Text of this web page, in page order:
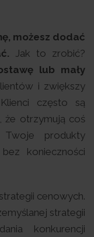
możesz dodać
Jak to zrobić?
lub mały
i zwiększy
często są
że otrzymują coś
produkty
konieczności
cenowych.
strategii
konkurencji